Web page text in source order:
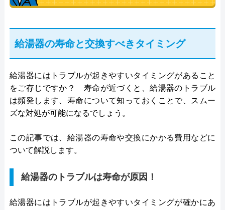
給湯器の寿命と交換すべきタイミング
給湯器にはトラブルが起きやすいタイミングがあること
をご存じですか？ 寿命が近づくと、給湯器のトラブル
は頻発します、寿命について知っておくことで、スムー
ズな対処が可能になるでしょう。
この記事では、給湯器の寿命や交換にかかる費用などに
ついて解説します。
給湯器のトラブルは寿命が原因！
給湯器にはトラブルが起きやすいタイミングが確かにあ